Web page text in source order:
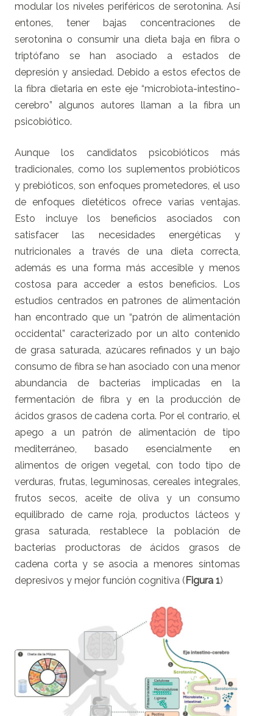
modular los niveles periféricos de serotonina. Así
entones, tener bajas concentraciones de
serotonina o consumir una dieta baja en fibra o
triptófano se han asociado a estados de
depresión y ansiedad. Debido a estos efectos de
la fibra dietaria en este eje “microbiota-intestino-
cerebro” algunos autores llaman a la fibra un
psicobiótico.
Aunque los candidatos psicobióticos más
tradicionales, como los suplementos probióticos
y prebióticos, son enfoques prometedores, el uso
de enfoques dietéticos ofrece varias ventajas.
Esto incluye los beneficios asociados con
satisfacer las necesidades energéticas y
nutricionales a través de una dieta correcta,
además es una forma más accesible y menos
costosa para acceder a estos beneficios. Los
estudios centrados en patrones de alimentación
han encontrado que un “patrón de alimentación
occidental” caracterizado por un alto contenido
de grasa saturada, azúcares refinados y un bajo
consumo de fibra se han asociado con una menor
abundancia de bacterias implicadas en la
fermentación de fibra y en la producción de
ácidos grasos de cadena corta. Por el contrario, el
apego a un patrón de alimentación de tipo
mediterráneo, basado esencialmente en
alimentos de origen vegetal, con todo tipo de
verduras, frutas, leguminosas, cereales integrales,
frutos secos, aceite de oliva y un consumo
equilibrado de carne roja, productos lácteos y
grasa saturada, restablece la población de
bacterias productoras de ácidos grasos de
cadena corta y se asocia a menores síntomas
depresivos y mejor función cognitiva (Figura 1)